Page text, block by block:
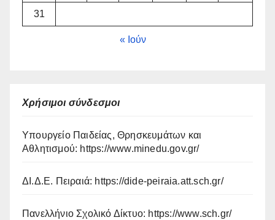
31
« Ιούν
Χρήσιμοι σύνδεσμοι
Υπουργείο Παιδείας, Θρησκευμάτων και
Αθλητισμού: https://www.minedu.gov.gr/
ΔΙ.Δ.Ε. Πειραιά: https://dide-peiraia.att.sch.gr/
Πανελλήνιο Σχολικό Δίκτυο: https://www.sch.gr/